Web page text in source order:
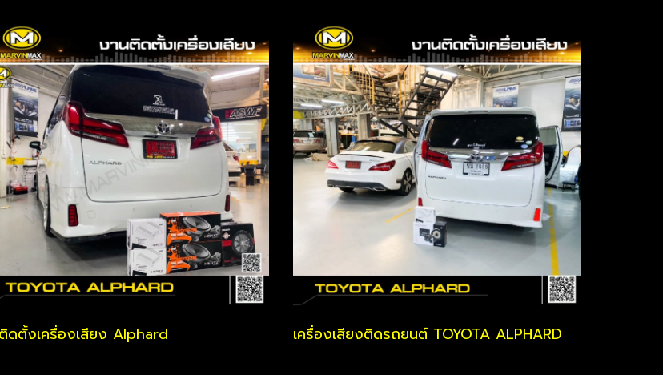
ดตั้งเครื่องเสียง Alphard เครื่องเสียงติดรถยนต์ TOYOTA ALPHARD